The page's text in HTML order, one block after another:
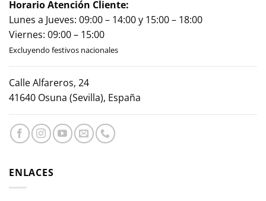
Horario Atención Cliente:
Lunes a Jueves: 09:00 – 14:00 y 15:00 – 18:00
Viernes: 09:00 – 15:00
Excluyendo festivos nacionales
Calle Alfareros, 24
41640 Osuna (Sevilla), España
ENLACES